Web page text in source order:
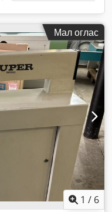
Мал оглас
1 / 6